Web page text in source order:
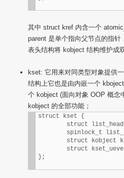
其中 struct kref 内含一个
parent 是单个指向父节点的指
表头结构将 kobject 结构维护成
kset: 它用来对同类型对象提供
结构上它也是由内嵌一个
个 kobject (面向对象 OOP 概念
kobject 的全部功能；
struct kset {
struct
spinlock_t
struct kobject
struct
};